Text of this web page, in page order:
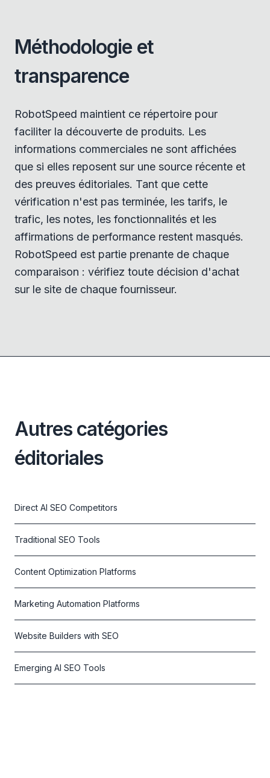
Méthodologie et
transparence
RobotSpeed maintient ce répertoire pour
faciliter la découverte de produits. Les
informations commerciales ne sont affichées
que si elles reposent sur une source récente et
des preuves éditoriales. Tant que cette
vérification n'est pas terminée, les tarifs, le
trafic, les notes, les fonctionnalités et les
affirmations de performance restent masqués.
RobotSpeed est partie prenante de chaque
comparaison : vérifiez toute décision d'achat
sur le site de chaque fournisseur.
Autres catégories
éditoriales
Direct AI SEO Competitors
Traditional SEO Tools
Content Optimization Platforms
Marketing Automation Platforms
Website Builders with SEO
Emerging AI SEO Tools